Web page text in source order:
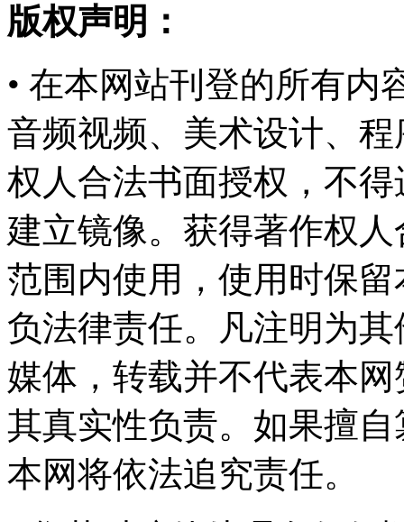
版权声明：
• 在本网站刊登的所有内
音频视频、美术设计、
权人合法书面授权，不
建立镜像。获得著作权
范围内使用，使用时保
负法律责任。凡注明为
媒体，转载并不代表本
其真实性负责。如果擅
本网将依法追究责任。